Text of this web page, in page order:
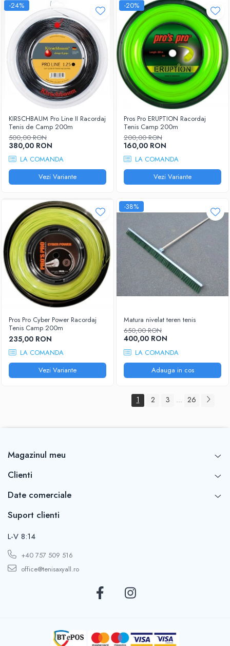
-24%
KIRSCHBAUM Pro Line II Racordaj
Tenis de Camp 200m
500,00 RON
380,00 RON
LA COMANDA
Vezi Variante
-20%
Pros Pro ERUPTION Racordaj
Tenis Camp 200m
200,00 RON
160,00 RON
LA COMANDA
Vezi Variante
Pros Pro Cyber Power Racordaj
Tenis Camp 200m
235,00 RON
LA COMANDA
Vezi Variante
-38%
Matura nivelat teren tenis
650,00 RON
400,00 RON
LA COMANDA
Adauga in cos
1 2 3 ... 26
Magazinul meu
Clienti
Date comerciale
Suport clienti
L-V 8:14
+40 757 509 516
office@tenisaxyall.ro